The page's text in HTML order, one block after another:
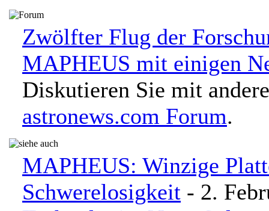
Zwölfter Flug der
MAPHEUS mit einigen
Diskutieren Sie mit
astronews.com Forum.
MAPHEUS: Winzige
Schwerelosigkeit - 2.